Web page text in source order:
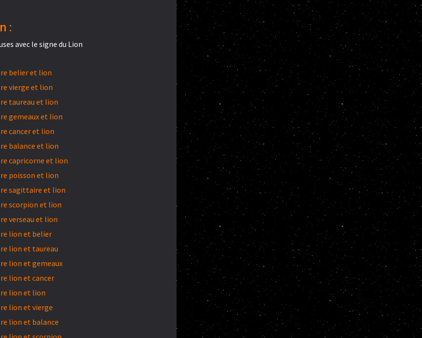
:
avec le signe du Lion
belier et lion
vierge et lion
taureau et lion
gemeaux et lion
cancer et lion
balance et lion
capricorne et lion
poisson et lion
sagittaire et lion
scorpion et lion
verseau et lion
lion et belier
lion et taureau
lion et gemeaux
lion et cancer
lion et lion
lion et vierge
lion et balance